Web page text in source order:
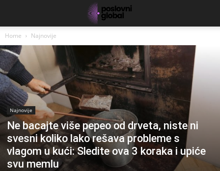
Home Najnovije
Najnovije
Ne bacajte više pepeo od drveta, niste ni
svesni koliko lako rešava probleme s
vlagom u kući: Sledite ova 3 koraka i upiće
svu memlu